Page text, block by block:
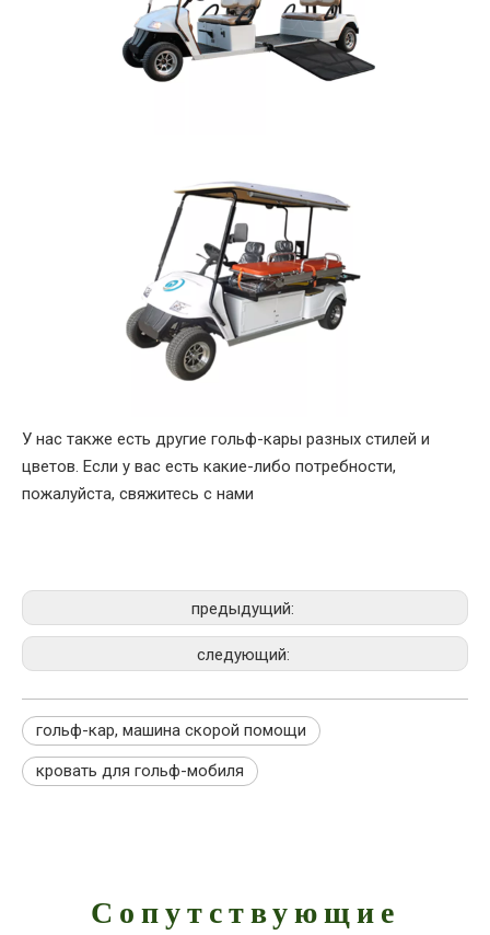
У нас также есть другие гольф-кары разных стилей и
цветов. Если у вас есть какие-либо потребности,
пожалуйста, свяжитесь с нами
предыдущий:
следующий:
гольф-кар, машина скорой помощи
кровать для гольф-мобиля
Сопутствующие